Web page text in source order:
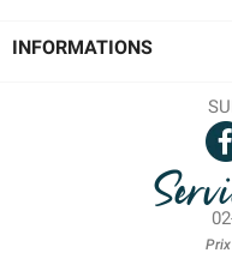
INFORMATIONS